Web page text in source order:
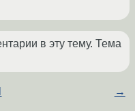
в эту тему. Тема
→